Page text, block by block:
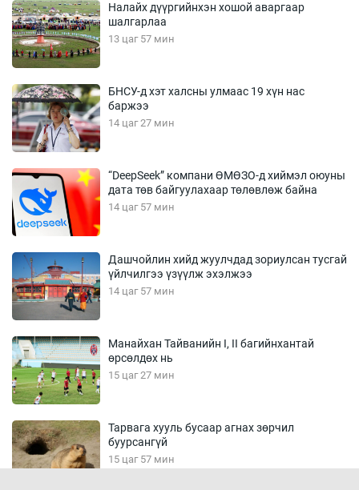
Налайх дүүргийнхэн хошой аваргаар
шалгарлаа
13 цаг 57 мин
БНСУ-д хэт халсны улмаас 19 хүн нас
баржээ
14 цаг 27 мин
“DeepSeek” компани ӨМӨЗО-д хиймэл оюуны
дата төв байгуулахаар төлөвлөж байна
14 цаг 57 мин
Дашчойлин хийд жуулчдад зориулсан тусгай
үйлчилгээ үзүүлж эхэлжээ
14 цаг 57 мин
Манайхан Тайванийн I, II багийнхантай
өрсөлдөх нь
15 цаг 27 мин
Тарвага хууль бусаар агнах зөрчил
буурсангүй
15 цаг 57 мин